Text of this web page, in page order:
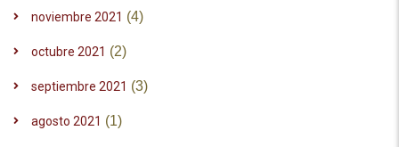
noviembre 2021 (4)
octubre 2021 (2)
septiembre 2021 (3)
agosto 2021 (1)